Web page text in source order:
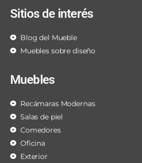
Sitios de interés
Blog del Mueble
Muebles sobre diseño
Muebles
Recámaras Modernas
Salas de piel
Comedores
Oficina
Exterior